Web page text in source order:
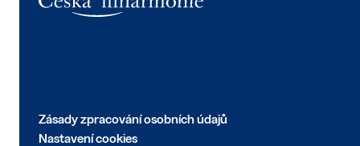
Zásady zpracování osobních údajů
Nastavení cookies